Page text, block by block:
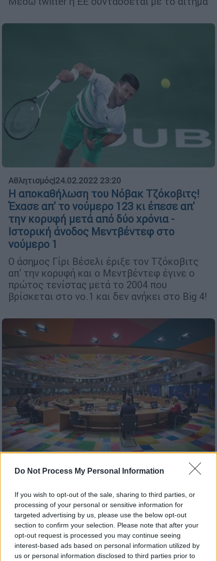
Do Not Process My Personal Information
If you wish to opt-out of the sale, sharing to third parties, or
processing of your personal or sensitive information for
targeted advertising by us, please use the below opt-out
section to confirm your selection. Please note that after your
opt-out request is processed you may continue seeing
interest-based ads based on personal information utilized by
us or personal information disclosed to third parties prior to
Αθλητισμός|24.02.2022 23:20
Η αποκαθήλωση του Νόβακ Τζόκοβιτς!
Έχασε απ' το νούμερο 123 κι έπεσε απ'
την κορυφή μετά από δύο χρόνια -
Ιστορική άνοδος Μεντβέντεφ στο
νούμερο 1
Ο άσημος Γίρι Βέσελι έριξε τον Τζόκοβιτς
απ' την κορυφή και ο Μεντβέντεφ έγινε ο
πρώτος τενίστας μετά το 2004 που
βρίσκεται στο νο.1 και δεν ανήκει στο Big 4!
Κόσμος|24.02.2022 22:56
της Ε.Ε στη Ρωσία - Δεκτό το ελληνικό
αίτημα για μέτρα στην ενέργεια
Οι ηγέτες της Ευρωπαϊκής Ένωσης
συμφώνησαν απόψε να επιβάλουν νέες
κυρώσεις κατά της Μόσχας